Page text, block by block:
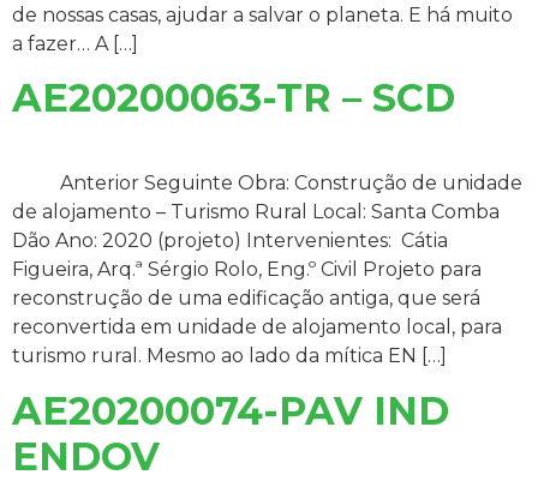
de nossas casas, ajudar a salvar o planeta. E há muito
a fazer… A […]
AE20200063-TR – SCD
Anterior Seguinte Obra: Construção de unidade
de alojamento – Turismo Rural Local: Santa Comba
Dão Ano: 2020 (projeto) Intervenientes: Cátia
Figueira, Arq.ª Sérgio Rolo, Eng.º Civil Projeto para
reconstrução de uma edificação antiga, que será
reconvertida em unidade de alojamento local, para
turismo rural. Mesmo ao lado da mítica EN […]
AE20200074-PAV IND
ENDOV